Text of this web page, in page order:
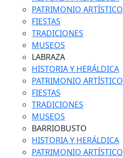
PATRIMONIO ARTÍSTICO
FIESTAS
TRADICIONES
MUSEOS
LABRAZA
HISTORIA Y HERÁLDICA
PATRIMONIO ARTÍSTICO
FIESTAS
TRADICIONES
MUSEOS
BARRIOBUSTO
HISTORIA Y HERÁLDICA
PATRIMONIO ARTÍSTICO